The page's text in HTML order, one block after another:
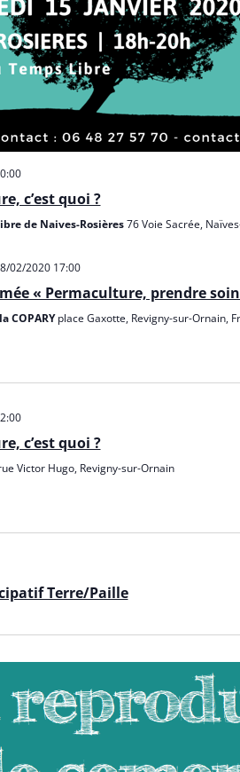
c’est quoi ?
de Naives-Rosières76 Voie Sacrée,
02/2020 17:00
« Permaculture, prendre
COPARYplace Gaxotte, Revigny-sur-Ornain,
c’est quoi ?
Victor Hugo, Revigny-sur-Ornain
Terre/Paille